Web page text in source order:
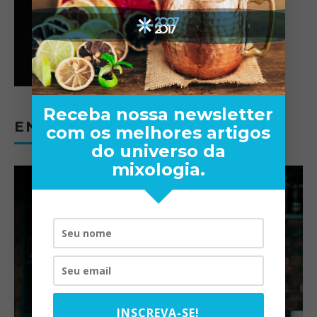
ENTREVISTAS
Receba nossa newsletter
com os melhores artigos
do universo da
mixologia.
INSCREVA-SE!